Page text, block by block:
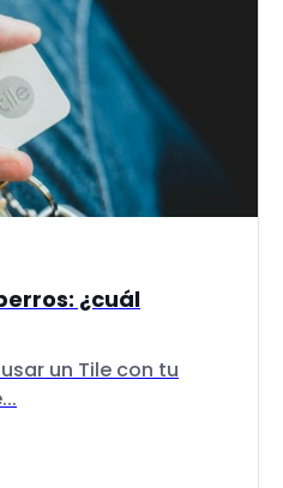
¿cuál
un Tile con tu